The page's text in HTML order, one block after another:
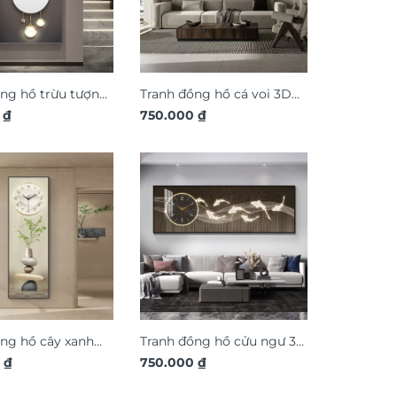
hồ trừu tượng
DG312
₫
Tranh đồng hồ cá voi 3D
nghệ thuật DG361
750.000₫
hồ cây xanh
DG362
₫
Tranh đồng hồ cửu ngư 3D
nghệ thuật DG355
750.000₫